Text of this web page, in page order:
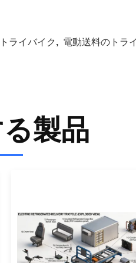
ライバイク , 電動送料のトラ
製品